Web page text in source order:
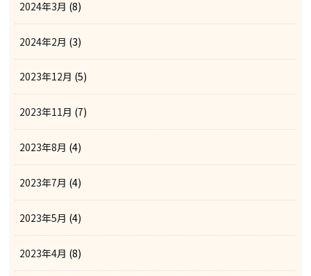
2024年3月 (8)
2024年2月 (3)
2023年12月 (5)
2023年11月 (7)
2023年8月 (4)
2023年7月 (4)
2023年5月 (4)
2023年4月 (8)